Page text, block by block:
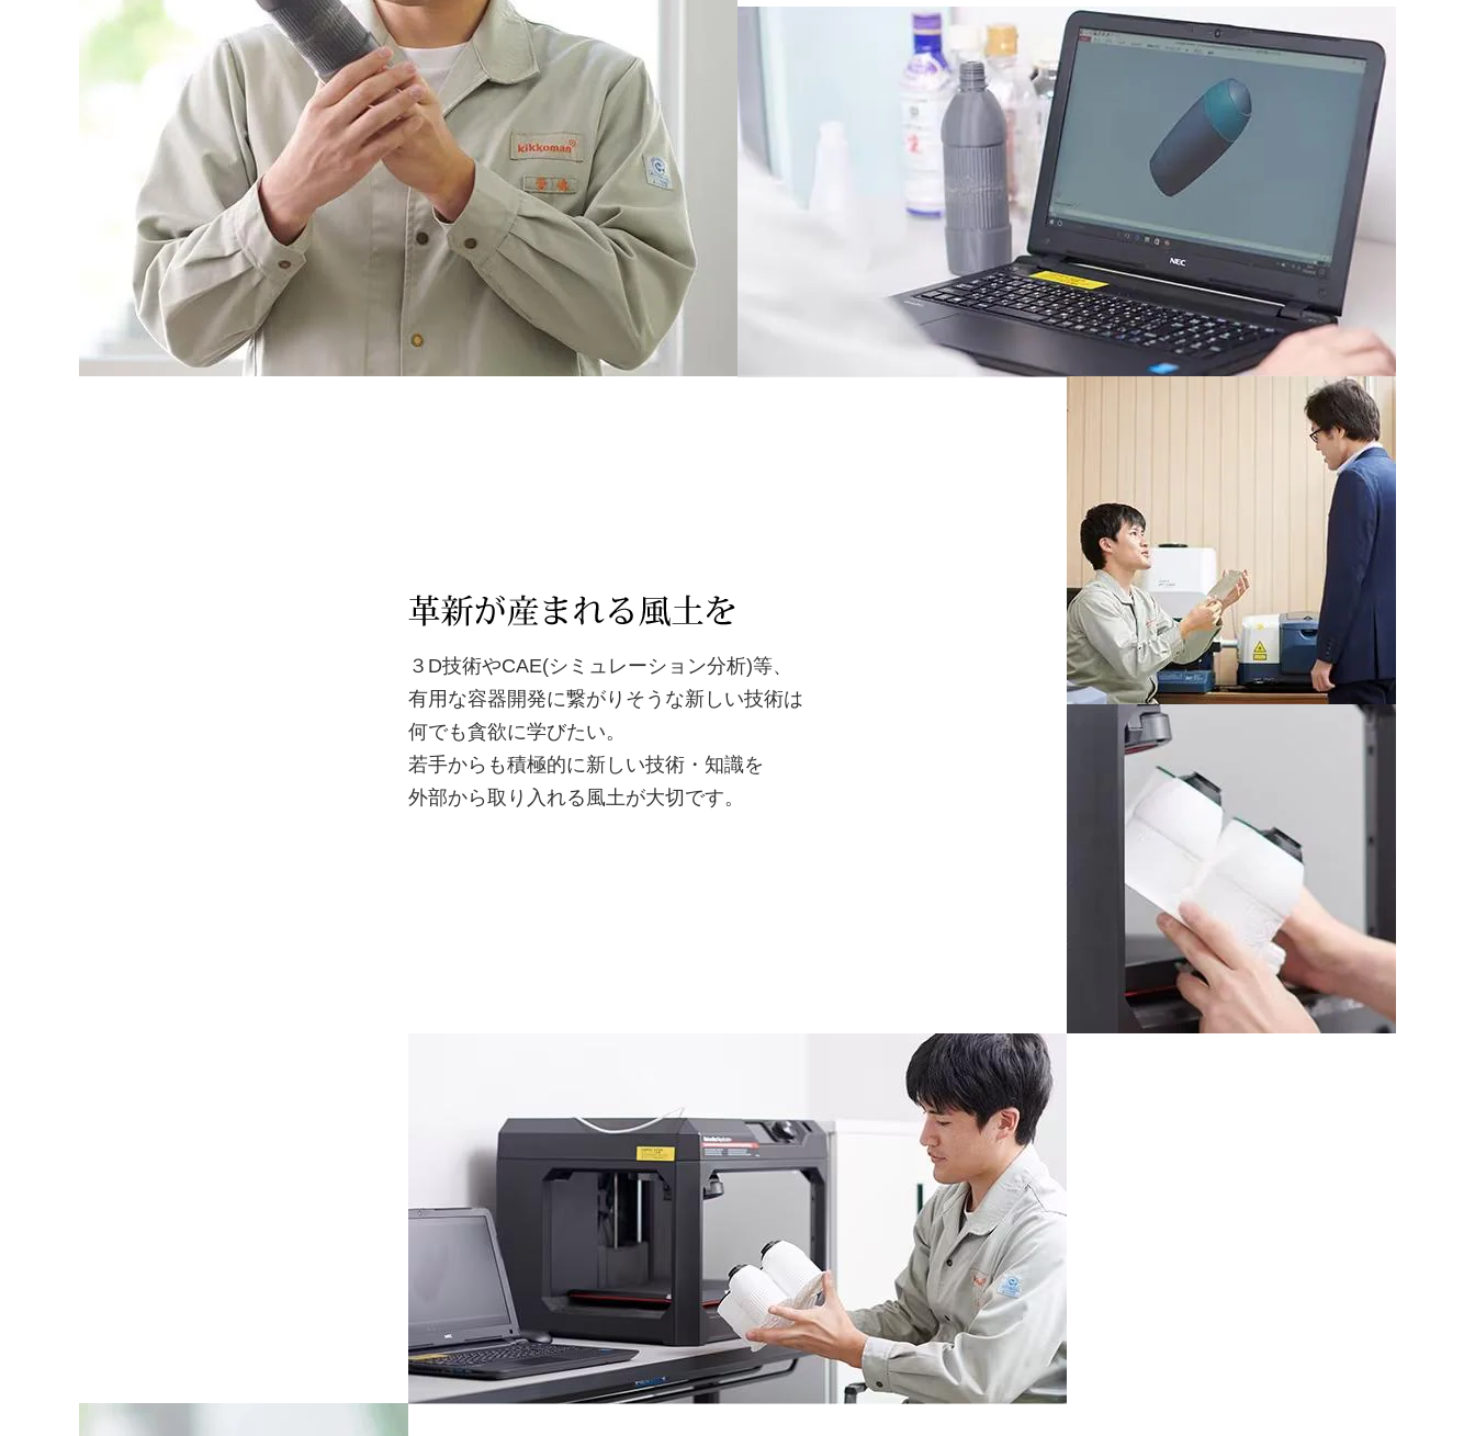
３D技術やCAE(シミュレーション分析)等、
有用な容器開発に繋がりそうな新しい技術は
何でも貪欲に学びたい。
若手からも積極的に新しい技術・知識を
外部から取り入れる風土が大切です。